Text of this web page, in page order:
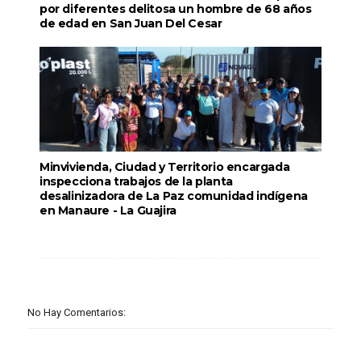
por diferentes delitosa un hombre de 68 años
de edad en San Juan Del Cesar
Minvivienda, Ciudad y Territorio encargada
inspecciona trabajos de la planta
desalinizadora de La Paz comunidad indígena
en Manaure - La Guajira
No Hay Comentarios: